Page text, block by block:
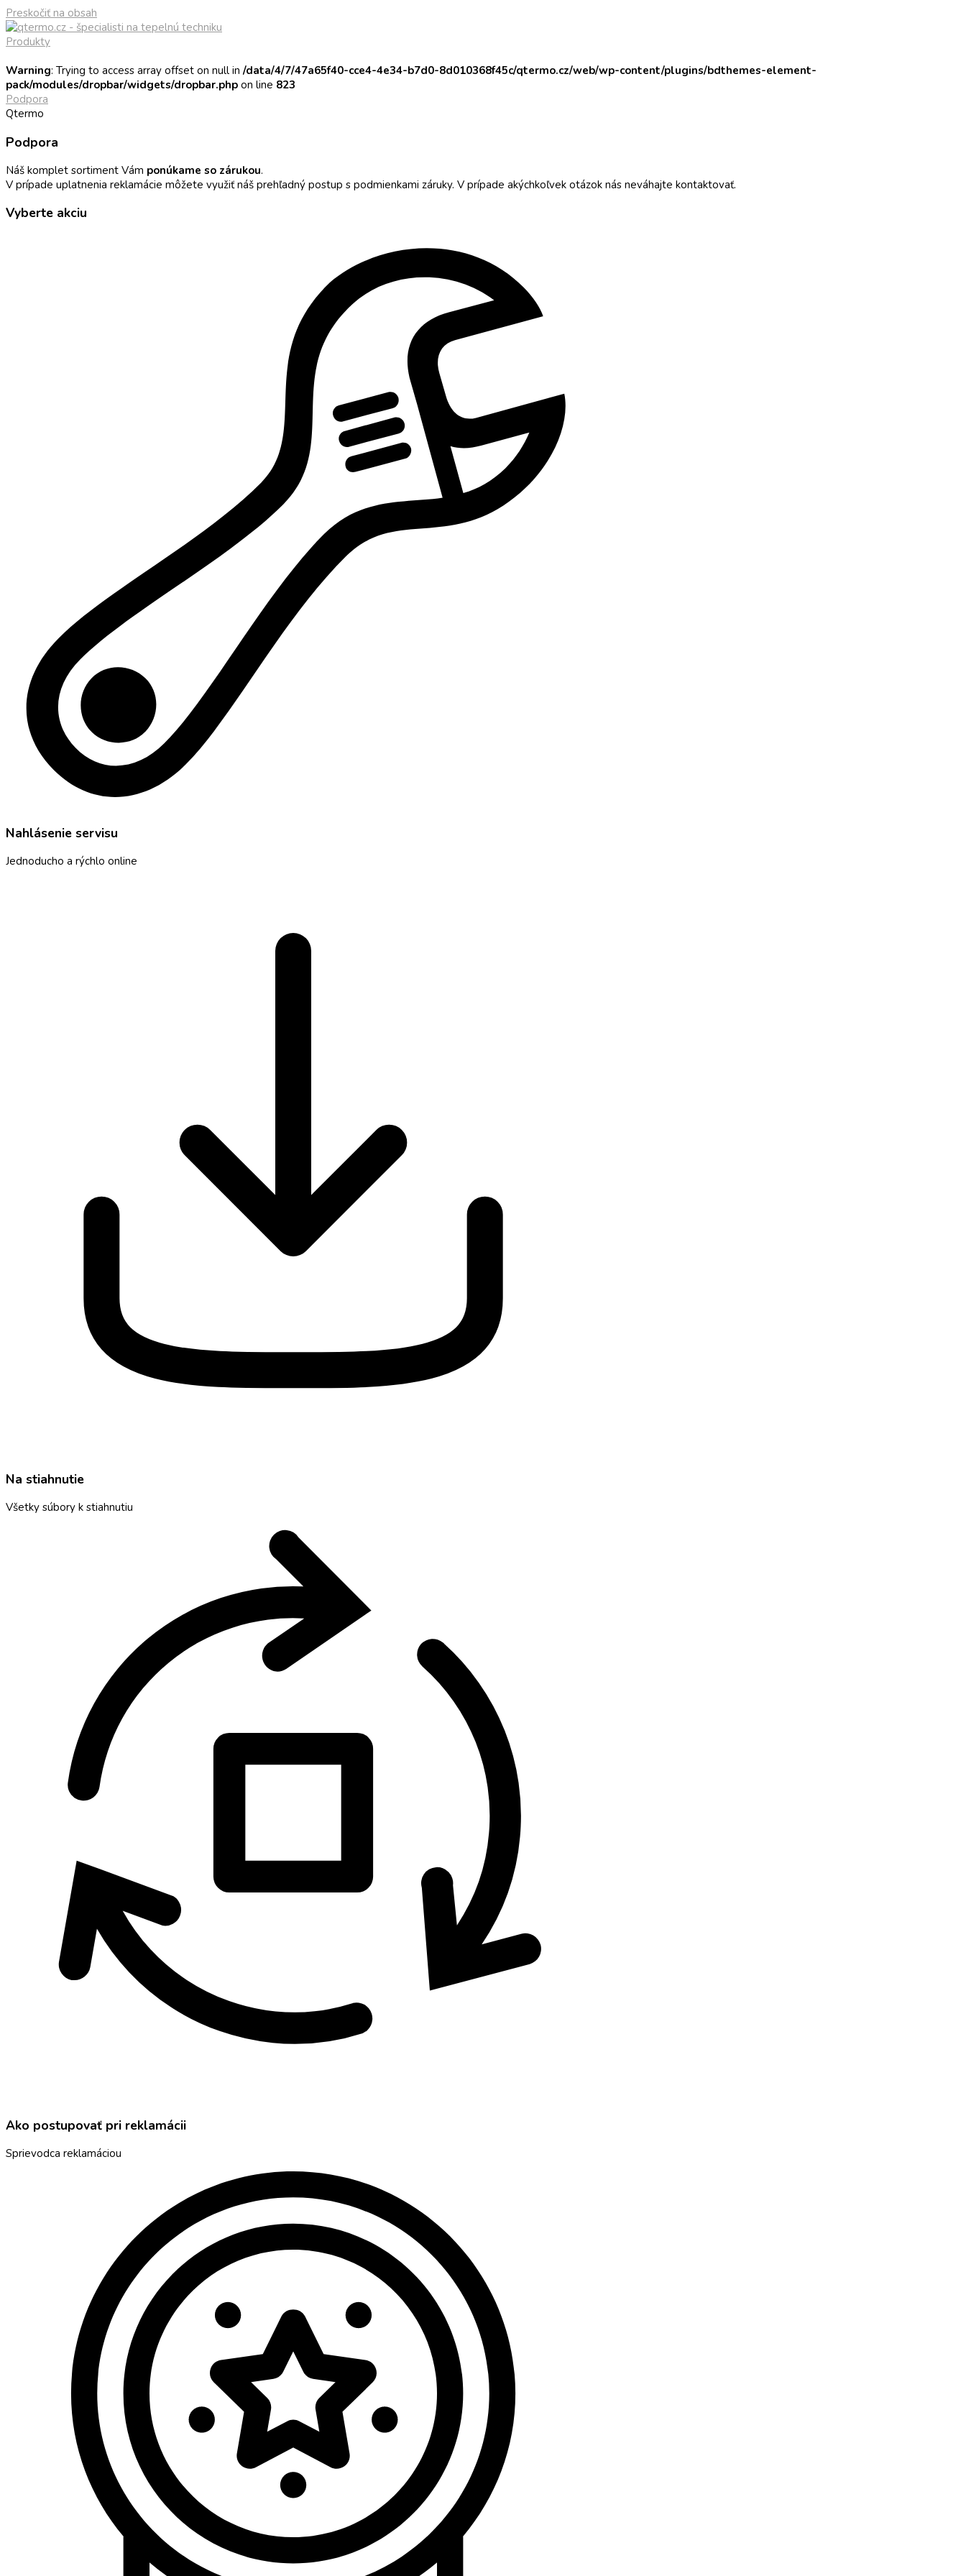
Preskočiť na obsah
Produkty
Warning: Trying to access array offset on null in /data/4/7/47a65f40-cce4-4e34-b7d0-8d010368f45c/qtermo.cz/web/wp-content/plugins/bdthemes-element-
pack/modules/dropbar/widgets/dropbar.php on line 823
Podpora
Qtermo
Podpora
Náš komplet sortiment Vám ponúkame so zárukou.
V prípade uplatnenia reklamácie môžete využiť náš prehľadný postup s podmienkami záruky. V prípade akýchkoľvek otázok nás neváhajte kontaktovať.
Vyberte akciu
Nahlásenie servisu
Jednoducho a rýchlo online
Na stiahnutie
Všetky súbory k stiahnutiu
Ako postupovať pri reklamácii
Sprievodca reklamáciou